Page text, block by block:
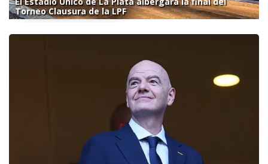
Torneo Clausura de la LPF